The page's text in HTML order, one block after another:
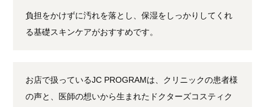
負担をかけずに汚れを落とし、保湿をしっかりしてくれ
る基礎スキンケアがおすすめです。
お店で扱っているJC PROGRAMは、クリニックの患者様
の声と、医師の想いから生まれたドクターズコスティク